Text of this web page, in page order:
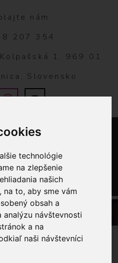
technológie
na zlepšenie
našich
to, aby sme vám
obsah a
analýzu návštevnosti
a na
naši návštevníci
nám
207 354
1, 969 01
Slovensko
GALANTÉRIA
NIŤ 100M, ODTIEŇ